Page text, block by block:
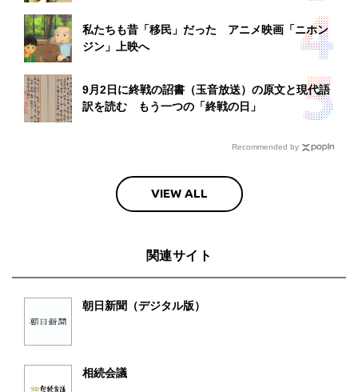
私たちも昔「移民」だった アニメ映画「ニホン
ジン」上映へ
9月2日に終戦の詔書（玉音放送）の原文と現代語
訳を読む もう一つの「終戦の日」
Recommended by
VIEW ALL
関連サイト
朝日新聞（デジタル版）
相続会議